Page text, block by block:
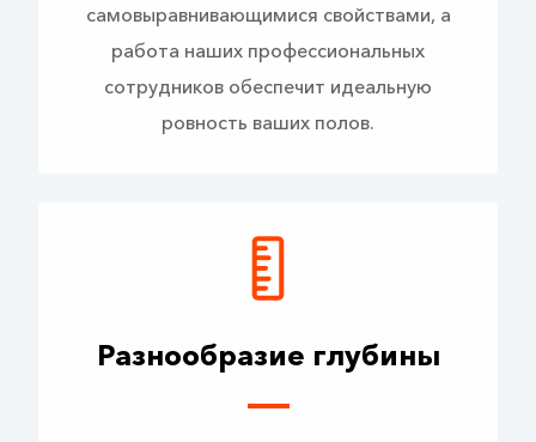
самовыравнивающимися свойствами, а
работа наших профессиональных
сотрудников обеспечит идеальную
ровность ваших полов.
Разнообразие глубины